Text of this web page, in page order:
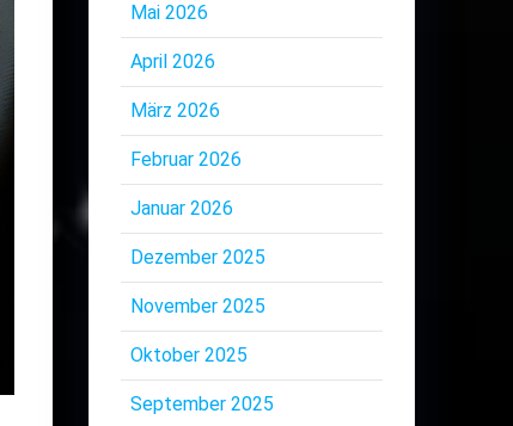
Mai 2026
April 2026
März 2026
Februar 2026
Januar 2026
Dezember 2025
November 2025
Oktober 2025
September 2025